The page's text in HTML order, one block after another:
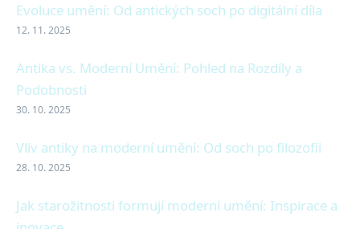
Evoluce umění: Od antických soch po digitální díla
12. 11. 2025
Antika vs. Moderní Umění: Pohled na Rozdíly a
Podobnosti
30. 10. 2025
Vliv antiky na moderní umění: Od soch po filozofii
28. 10. 2025
Jak starožitnosti formují moderní umění: Inspirace a